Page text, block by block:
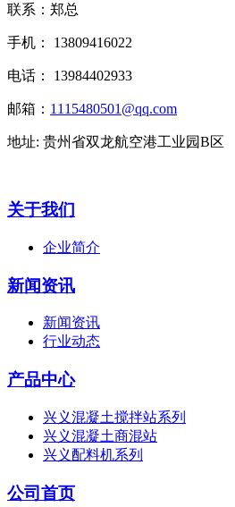
联系：郑总
手机： 13809416022
电话： 13984402933
邮箱： 1115480501@qq.com
地址: 贵州省双龙航空港工业园B区
关于我们
企业简介
新闻资讯
新闻资讯
行业动态
产品中心
兴义混凝土搅拌站系列
兴义混凝土商混站
兴义配料机系列
公司首页